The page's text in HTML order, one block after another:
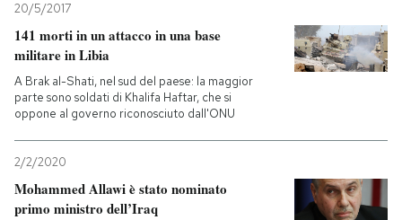
20/5/2017
141 morti in un attacco in una base
militare in Libia
A Brak al-Shati, nel sud del paese: la maggior
parte sono soldati di Khalifa Haftar, che si
oppone al governo riconosciuto dall'ONU
2/2/2020
Mohammed Allawi è stato nominato
primo ministro dell’Iraq